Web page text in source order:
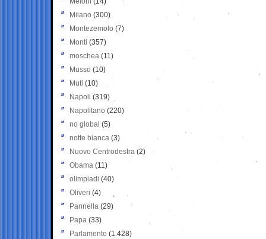
Milano (300)
Montezemolo (7)
Monti (357)
moschea (11)
Musso (10)
Muti (10)
Napoli (319)
Napolitano (220)
no global (5)
notte bianca (3)
Nuovo Centrodestra (2)
Obama (11)
olimpiadi (40)
Oliveri (4)
Pannella (29)
Papa (33)
Parlamento (1.428)